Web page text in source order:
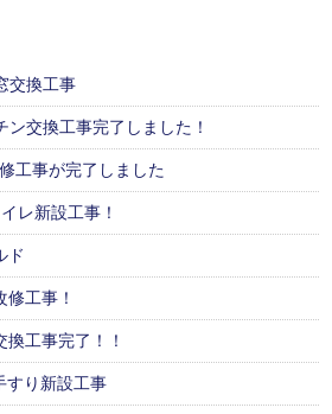
換工事
交換工事完了しました！
工事が完了しました
新設工事！
ド
工事！
工事完了！！
り新設工事